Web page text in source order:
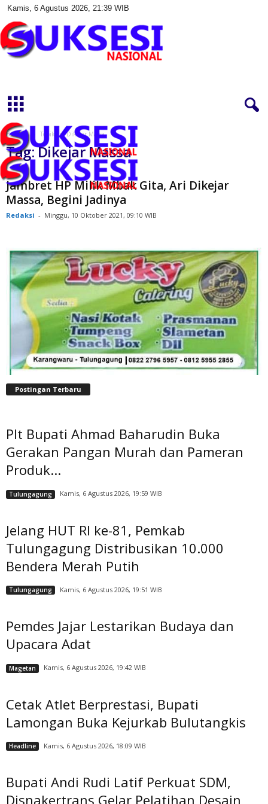
Kamis, 6 Agustus 2026, 21:39 WIB
s
i
a
s
Beranda Topik Dikejar Massa
Tag: Dikejar Massa
Jambret HP Milik Mbak Gita, Ari Dikejar
Massa, Begini Jadinya
Redaksi - Minggu, 10 Oktober 2021, 09:10 WIB
Postingan Terbaru
Plt Bupati Ahmad Baharudin Buka
Gerakan Pangan Murah dan Pameran
Produk...
Tulungagung Kamis, 6 Agustus 2026, 19:59 WIB
Jelang HUT RI ke-81, Pemkab
Tulungagung Distribusikan 10.000
Bendera Merah Putih
Tulungagung Kamis, 6 Agustus 2026, 19:51 WIB
Pemdes Jajar Lestarikan Budaya dan
Upacara Adat
Magetan Kamis, 6 Agustus 2026, 19:42 WIB
Cetak Atlet Berprestasi, Bupati
Lamongan Buka Kejurkab Bulutangkis
Headline Kamis, 6 Agustus 2026, 18:09 WIB
Bupati Andi Rudi Latif Perkuat SDM,
Disnakertrans Gelar Pelatihan Desain